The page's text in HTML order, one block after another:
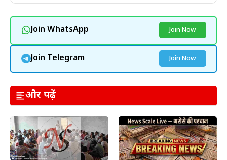
Join WhatsApp Join Now
Join Telegram Join Now
और पढ़ें